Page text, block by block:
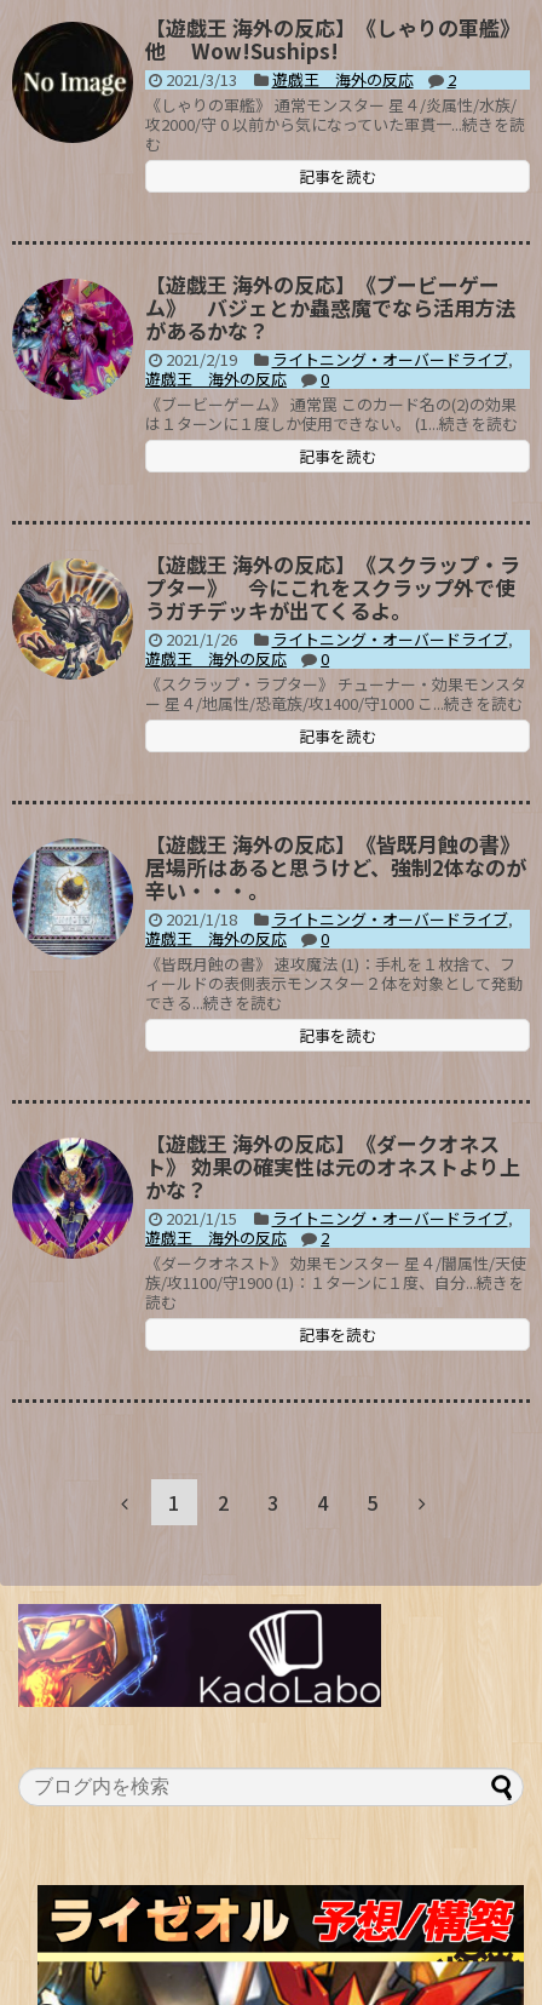
【遊戯王 海外の反応】《しゃりの軍艦》
他 Wow!Suships!
2021/3/13 遊戯王 海外の反応
2
《しゃりの軍艦》 通常モンスター 星４/炎属性/水族/
攻2000/守 0 以前から気になっていた軍貫一...続きを読
む
記事を読む
【遊戯王 海外の反応】《ブービーゲー
ム》 バジェとか蟲惑魔でなら活用方法
があるかな？
2021/2/19 ライトニング・オーバードライブ,
遊戯王 海外の反応
0
《ブービーゲーム》 通常罠 このカード名の(2)の効果
は１ターンに１度しか使用できない。 (1...続きを読む
記事を読む
【遊戯王 海外の反応】《スクラップ・ラ
プター》 今にこれをスクラップ外で使
うガチデッキが出てくるよ。
2021/1/26 ライトニング・オーバードライブ,
遊戯王 海外の反応
0
《スクラップ・ラプター》 チューナー・効果モンスタ
ー 星４/地属性/恐竜族/攻1400/守1000 こ...続きを読む
記事を読む
【遊戯王 海外の反応】《皆既月蝕の書》
居場所はあると思うけど、強制2体なのが
辛い・・・。
2021/1/18 ライトニング・オーバードライブ,
遊戯王 海外の反応
0
《皆既月蝕の書》 速攻魔法 (1)：手札を１枚捨て、フ
ィールドの表側表示モンスター２体を対象として発動
できる...続きを読む
記事を読む
【遊戯王 海外の反応】《ダークオネス
ト》 効果の確実性は元のオネストより上
かな？
2021/1/15 ライトニング・オーバードライブ,
遊戯王 海外の反応
2
《ダークオネスト》 効果モンスター 星４/闇属性/天使
族/攻1100/守1900 (1)：１ターンに１度、自分...続きを
読む
記事を読む
1 2 3 4 5